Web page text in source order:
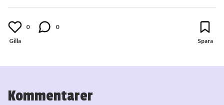
0 0
Kommentarer